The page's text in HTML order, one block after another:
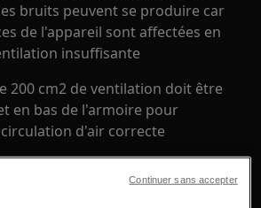
bruits peuvent se produire car
de l'appareil sont affectées en
insuffisante
200 cm2 de ventilation doit être
en bas de l'armoire pour
d'air correcte
Continuer sans accepter